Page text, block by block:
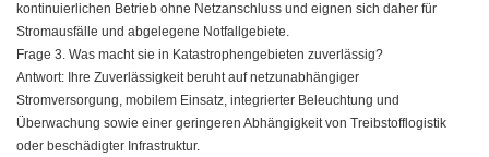
kontinuierlichen Betrieb ohne Netzanschluss und eignen sich daher für
Stromausfälle und abgelegene Notfallgebiete.
Frage 3. Was macht sie in Katastrophengebieten zuverlässig?
Antwort: Ihre Zuverlässigkeit beruht auf netzunabhängiger
Stromversorgung, mobilem Einsatz, integrierter Beleuchtung und
Überwachung sowie einer geringeren Abhängigkeit von Treibstofflogistik
oder beschädigter Infrastruktur.